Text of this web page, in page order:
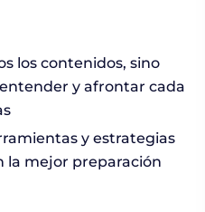
los contenidos, sino
y afrontar cada
y estrategias
la mejor preparación